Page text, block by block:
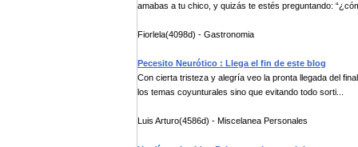
amabas a tu chico, y quizás te estés preguntando:
Fiorlela(4098d) - Gastronomia
Pecesito Neurótico : Llega el fin de este blog
Con cierta tristeza y alegría veo la pronta llegada del
los temas coyunturales sino que evitando todo sorti...
Luis Arturo(4586d) - Miscelanea Personales